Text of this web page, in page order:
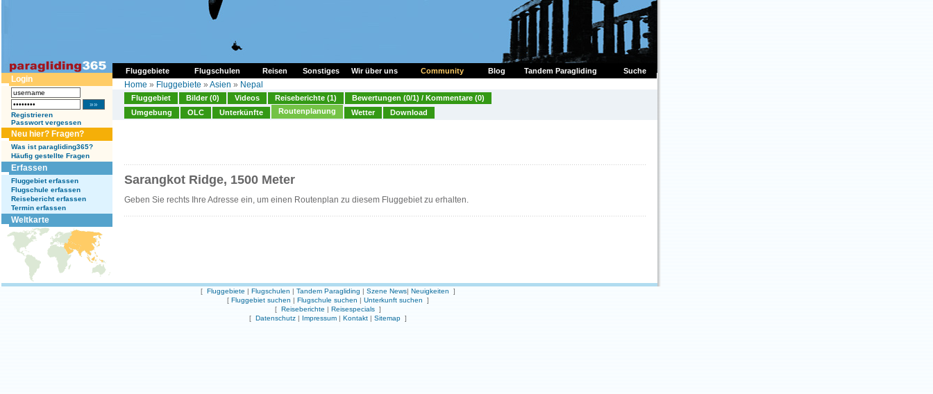
Fluggebiete Flugschulen Reisen Sonstiges Wir über uns Suche
Community Blog Tandem Paragliding
Login
Registrieren
Passwort vergessen
Neu hier? Fragen?
Was ist paragliding365?
Häufig gestellte Fragen
Erfassen
Fluggebiet erfassen
Flugschule erfassen
Reisebericht erfassen
Termin erfassen
Weltkarte
Home » Fluggebiete » Asien » Nepal
Fluggebiet Bilder (0) Videos Reiseberichte (1)
Bewertungen (0/1) / Kommentare (0)
Umgebung
OLC Unterkünfte Routenplanung Wetter Download
Sarangkot Ridge, 1500 Meter
Geben Sie rechts Ihre Adresse ein, um einen Routenplan zu diesem Fluggebiet zu erhalten.
[ Fluggebiete | Flugschulen | Tandem Paragliding | Szene News| Neuigkeiten ]
[ Fluggebiet suchen | Flugschule suchen | Unterkunft suchen ]
[ Reiseberichte | Reisespecials ]
[ Datenschutz | Impressum | Kontakt | Sitemap ]